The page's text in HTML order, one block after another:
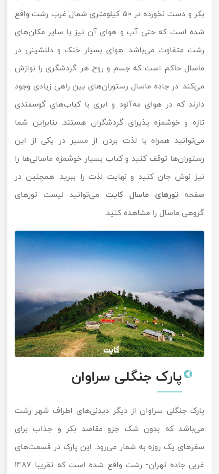
بکر و دست نخورده در 50 کیلومتری شمال غرب رشت واقع
شده است که حتی آب و هوای آن نیز با سایر مکان‌های
رشت متفاوت می‌باشد. هوای بسیار خنک و دلنشینی در
ماسال حاکم است که جسم و روح هر گردشگری را نوازش
می‌کند. در جاده ماسال رستوران‌های بین راهی زیادی وجود
دارند که در هوای مه‌آلود و ابری با کبا‌ب‌های گوسفندی
تازه و خوشمزه پذیرای گردشگران هستند. بنابراین شما
می‌توانید همراه با لذت بردن از مسیر در یکی از این
رستوران‌ها توقف کنید و کباب بسیار خوشمزه ماسالی‌ها را
نیز نوش جان کنید و نهایت لذت را ببرید. همچنین در
صفحه تورهای ماسال کایت می‌توانید لیست تورهای
گروهی ماسال را مشاهده کنید.
پارک جنگلی سراوان
پارک جنگلی سراوان از دیگر دیدنی‌های اطراف شهر رشت
می‌باشد که بدون شک جزو مقاصد بکر و جذاب برای
سفرهای یک روزه به شمار می‌رود. این پارک در قسمت‌های
غربی جاده تهران- رشت واقع شده است که تقریبا 1487